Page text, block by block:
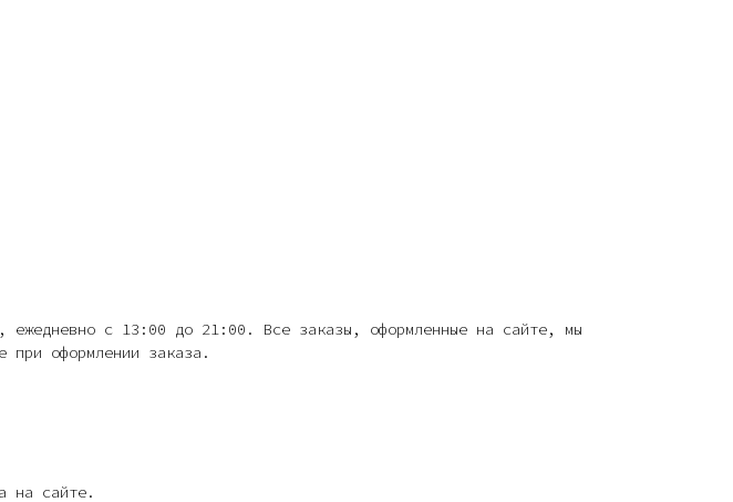
ежедневно с 13:00 до 21:00. Все заказы, оформленные на сайте, мы
при оформлении заказа.
на сайте.